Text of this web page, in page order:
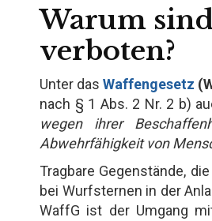
Warum
verboten?
Unter dasWaffengesetz
nach § 1 Abs. 2 Nr. 2 b)
wegen ihrer
Abwehrfähigkeit von
Tragbare Gegenstände,
bei Wurfsternen in der
WaffG ist der Umgang